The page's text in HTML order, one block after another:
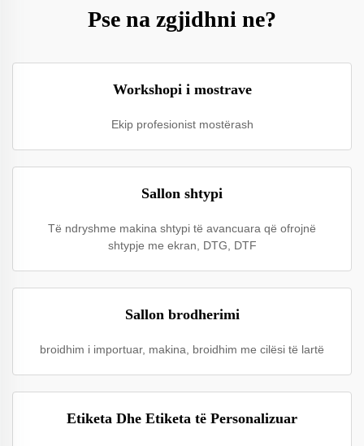
Pse na zgjidhni ne?
Workshopi i mostrave
Ekip profesionist mostërash
Sallon shtypi
Të ndryshme makina shtypi të avancuara që ofrojnë
shtypje me ekran, DTG, DTF
Sallon brodherimi
broidhim i importuar, makina, broidhim me cilësi të lartë
Etiketa Dhe Etiketa të Personalizuar